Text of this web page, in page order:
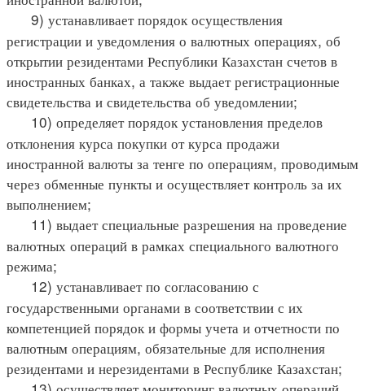
9) устанавливает порядок осуществления
регистрации и уведомления о валютных операциях, об
открытии резидентами Республики Казахстан счетов в
иностранных банках, а также выдает регистрационные
свидетельства и свидетельства об уведомлении;
10) определяет порядок установления пределов
отклонения курса покупки от курса продажи
иностранной валюты за тенге по операциям, проводимым
через обменные пункты и осуществляет контроль за их
выполнением;
11) выдает специальные разрешения на проведение
валютных операций в рамках специального валютного
режима;
12) устанавливает по согласованию с
государственными органами в соответствии с их
компетенцией порядок и формы учета и отчетности по
валютным операциям, обязательные для исполнения
резидентами и нерезидентами в Республике Казахстан;